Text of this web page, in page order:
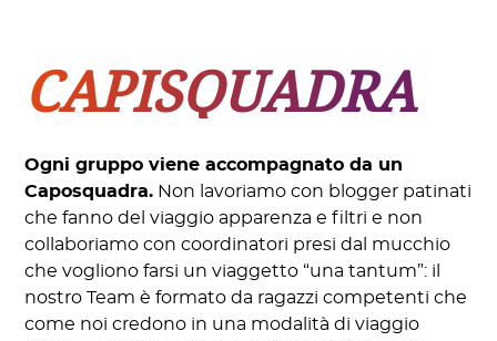
CAPISQUADRA
Ogni gruppo viene accompagnato da un
Caposquadra. Non lavoriamo con blogger patinati
che fanno del viaggio apparenza e filtri e non
collaboriamo con coordinatori presi dal mucchio
che vogliono farsi un viaggetto “una tantum”: il
nostro Team è formato da ragazzi competenti che
come noi credono in una modalità di viaggio